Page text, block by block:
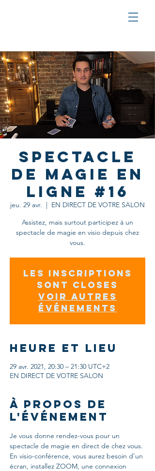
Spectacle
de Magie en
ligne #16
jeu. 29 avr.
  |
EN DIRECT DE VOTRE SALON
Assistez, mais surtout participez à un
spectacle de magie en visio depuis chez
Les inscriptions
sont closes
Voir autres
événements
Heure et lieu
29 avr. 2021, 20:30 – 21:30 UTC+2
EN DIRECT DE VOTRE SALON
À propos de
l'événement
Je vous donne rendez-vous pour un
spectacle de magie en direct de chez vous.
En visio-conférence, vous aurez besoin d'un
écran, installez ZOOM, une connexion